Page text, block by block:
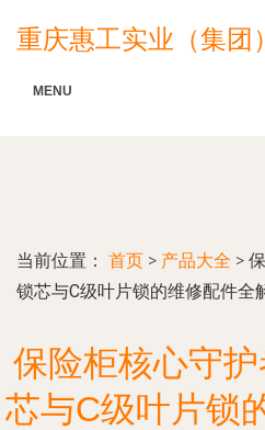
重庆惠工实业（集团
MENU
当前位置： 首页 > 产品大全 >
锁芯与C级叶片锁的维修配件全
保险柜核心守
芯与C级叶片锁